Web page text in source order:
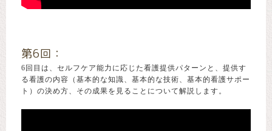
第6回：
6回目は、セルフケア能力に応じた看護提供パターンと、提供す
る看護の内容（基本的な知識、基本的な技術、基本的看護サポー
ト）の決め方、その成果を見ることについて解説します。